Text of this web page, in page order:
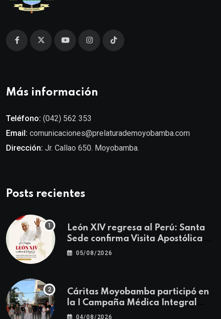
Más información
Teléfono: (042) 562 353
Email: comunicaciones@prelaturademoyobamba.com
Dirección: Jr. Callao 650. Moyobamba.
Posts recientes
León XIV regresa al Perú: Santa
Sede confirma Visita Apostólica
del 11 al 17 de noviembre
05/08/2026
Cáritas Moyobamba participó en
la I Campaña Médica Integral
Gratuita llevando salud y
04/08/2026